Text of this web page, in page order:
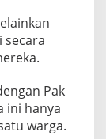
secara
Pak
ini hanya
warga.